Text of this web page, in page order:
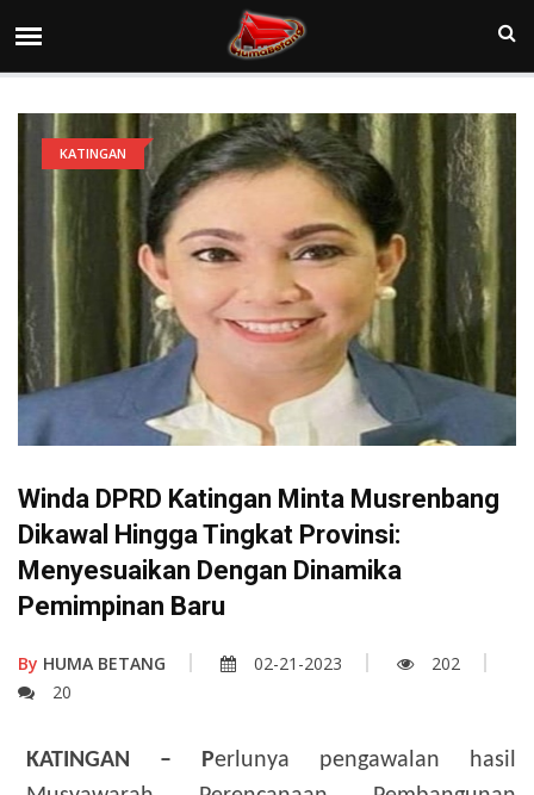
KATINGAN
Winda DPRD Katingan Minta Musrenbang
Dikawal Hingga Tingkat Provinsi:
Menyesuaikan Dengan Dinamika
Pemimpinan Baru
By HUMA BETANG 02-21-2023
202
20
KATINGAN – Perlunya pengawalan hasil